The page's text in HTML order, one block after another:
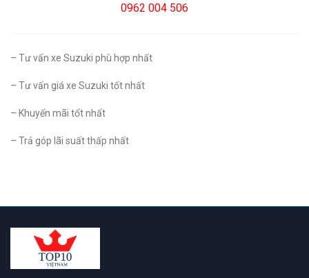
0962 004 506
– Tư vấn xe Suzuki phù hợp nhất
– Tư vấn giá xe Suzuki tốt nhất
– Khuyến mãi tốt nhất
– Trả góp lãi suất thấp nhất